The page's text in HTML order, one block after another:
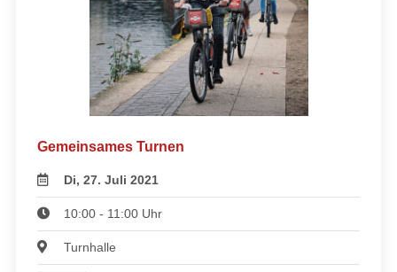
Gemeinsames Turnen
Di, 27. Juli 2021
10:00 - 11:00 Uhr
Turnhalle